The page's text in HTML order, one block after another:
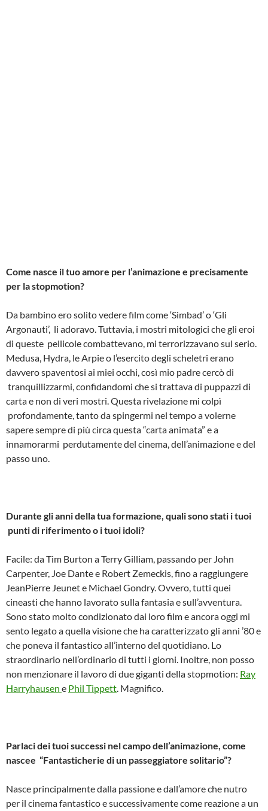
Come nasce il tuo amore per l’animazione e precisamente
per la stop­motion?
Da bambino ero solito vedere film come ‘Simbad’ o ‘Gli
Argonauti’, li adoravo. Tuttavia, i mostri mitologici che gli eroi
di queste pellicole combattevano, mi terrorizzavano sul serio.
Medusa, Hydra, le Arpie o l’esercito degli scheletri erano
davvero spaventosi ai miei occhi, così mio padre cercò di
tranquillizzarmi, confidandomi che si trattava di puppazzi di
carta e non di veri mostri. Questa rivelazione mi colpì
profondamente, tanto da spingermi nel tempo a volerne
sapere sempre di più circa questa “carta animata” e a
innamorarmi perdutamente del cinema, dell’animazione e del
passo uno.
Durante gli anni della tua formazione, quali sono stati i tuoi
punti di riferimento o i tuoi idoli?
Facile: da Tim Burton a Terry Gilliam, passando per John
Carpenter, Joe Dante e Robert Zemeckis, fino a raggiungere
JeanPierre Jeunet e Michael Gondry. Ovvero, tutti quei
cineasti che hanno lavorato sulla fantasia e sull’avventura.
Sono stato molto condizionato dai loro film e ancora oggi mi
sento legato a quella visione che ha caratterizzato gli anni ’80 e
che poneva il fantastico all’interno del quotidiano. Lo
straordinario nell’ordinario di tutti i giorni. Inoltre, non posso
non menzionare il lavoro di due giganti della stop­motion: Ray
Harryhausen e Phil Tippett. Magnifico.
Parlaci dei tuoi successi nel campo dell’animazione, come
nascee “Fantasticherie di un passeggiatore solitario”?
Nasce principalmente dalla passione e dall’amore che nutro
per il cinema fantastico e successivamente come reazione a un